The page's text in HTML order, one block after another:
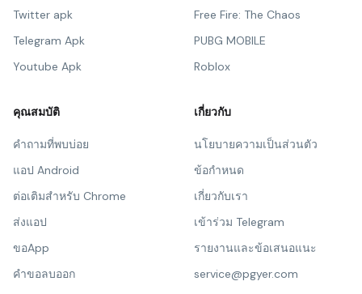
Twitter apk
Telegram Apk
Youtube Apk
Free Fire: The Chaos
PUBG MOBILE
Roblox
คุณสมบัติ
คำถามที่พบบ่อย
แอป Android
ต่อเติมสำหรับ Chrome
ส่งแอป
ขอApp
คำขอลบออก
เกี่ยวกับ
นโยบายความเป็นส่วนตัว
ข้อกำหนด
เกี่ยวกับเรา
เข้าร่วม Telegram
รายงานและข้อเสนอแนะ
service@pgyer.com